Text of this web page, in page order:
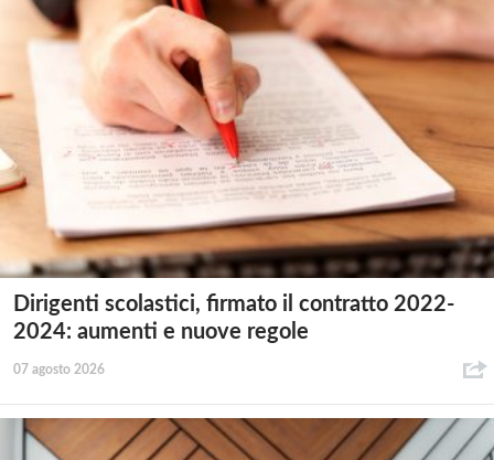
Dirigenti scolastici, firmato il contratto 2022-
2024: aumenti e nuove regole
07 agosto 2026